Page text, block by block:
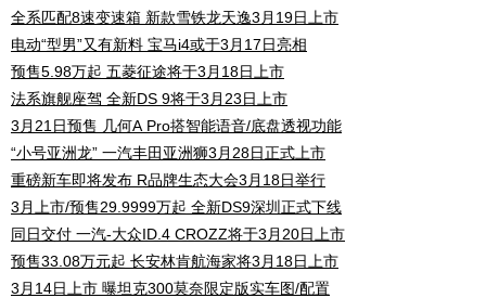
全系匹配8速变速箱 新款雪铁龙天逸3月19日上市
电动“型男”又有新料 宝马i4或于3月17日亮相
预售5.98万起 五菱征途将于3月18日上市
法系旗舰座驾 全新DS 9将于3月23日上市
3月21日预售 几何A Pro搭智能语音/底盘透视功能
“小号亚洲龙” 一汽丰田亚洲狮3月28日正式上市
重磅新车即将发布 R品牌生态大会3月18日举行
3月上市/预售29.9999万起 全新DS9深圳正式下线
同日交付 一汽-大众ID.4 CROZZ将于3月20日上市
预售33.08万元起 长安林肯航海家将3月18日上市
3月14日上市 曝坦克300莫奈限定版实车图/配置